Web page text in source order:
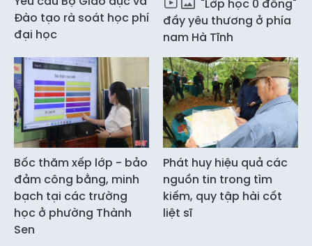
Đào tạo rà soát học phí
đại học
"Lớp học 0 đồng"
đầy yêu thương ở phía
nam Hà Tĩnh
Bốc thăm xếp lớp - bảo
đảm công bằng, minh
bạch tại các trường
học ở phường Thành
Sen
Phát huy hiệu quả các
nguồn tin trong tìm
kiếm, quy tập hài cốt
liệt sĩ